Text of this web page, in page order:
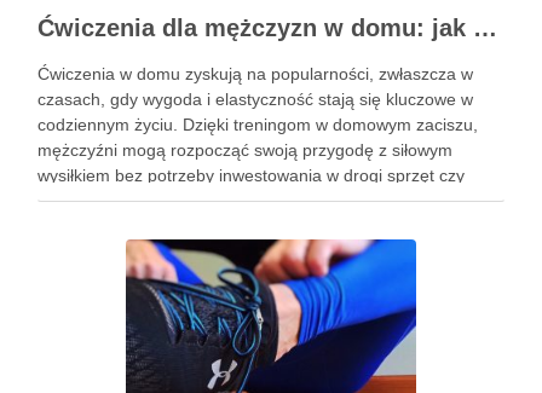
Ćwiczenia dla mężczyzn w domu: jak zacząć i utrzymać motywację
Ćwiczenia w domu zyskują na popularności, zwłaszcza w
czasach, gdy wygoda i elastyczność stają się kluczowe w
codziennym życiu. Dzięki treningom w domowym zaciszu,
mężczyźni mogą rozpocząć swoją przygodę z siłowym
wysiłkiem bez potrzeby inwestowania w drogi sprzęt czy
dojazdy do siłowni. Regularne ćwiczenia, które można